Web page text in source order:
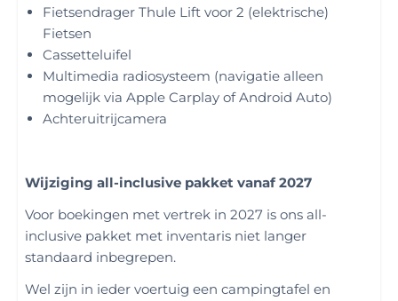
Fietsendrager Thule Lift voor 2 (elektrische)
Fietsen
Cassetteluifel
Multimedia radiosysteem (navigatie alleen
mogelijk via Apple Carplay of Android Auto)
Achteruitrijcamera
Wijziging all-inclusive pakket vanaf 2027
Voor boekingen met vertrek in 2027 is ons all-
inclusive pakket met inventaris niet langer
standaard inbegrepen.
Wel zijn in ieder voertuig een campingtafel en